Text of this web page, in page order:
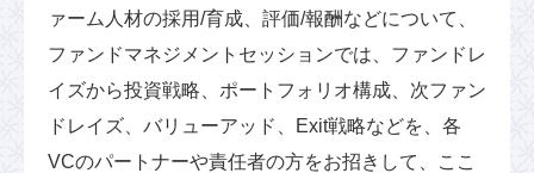
ァーム人材の採用/育成、評価/報酬などについて、
ファンドマネジメントセッションでは、ファンドレ
イズから投資戦略、ポートフォリオ構成、次ファン
ドレイズ、バリューアッド、Exit戦略などを、各
VCのパートナーや責任者の方をお招きして、ここ